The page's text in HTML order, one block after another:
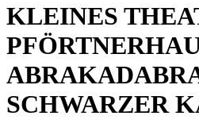
KLEINES
SCHWARZER